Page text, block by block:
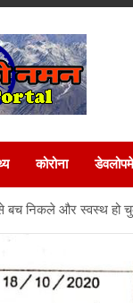
कोरोना
बच निकले और स्वस्थ हो